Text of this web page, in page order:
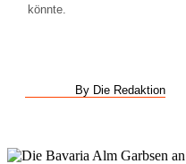
könnte.
By Die Redaktion